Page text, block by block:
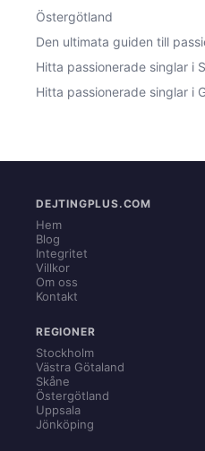
Östergötland
Den ultimata guiden till
Hitta passionerade singlar i
Hitta passionerade singlar i
DEJTINGPLUS.COM
Hem
Blog
Integritet
Villkor
Om oss
Kontakt
REGIONER
Stockholm
Västra Götaland
Skåne
Östergötland
Uppsala
Jönköping